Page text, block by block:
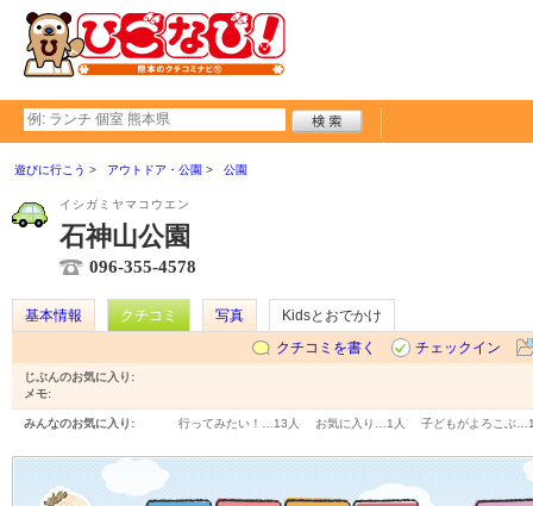
遊びに行こう アウトドア・公園 公園
イシガミヤマコウエン
石神山公園
096-355-4578
基本情報 クチコミ 写真
Kidsとおでかけ
クチコミを書く
チェックイン
じぶんのお気に入り:
メモ:
みんなのお気に入り: 行ってみたい！… 13人 お気に入り… 1人 子どもがよろこぶ…